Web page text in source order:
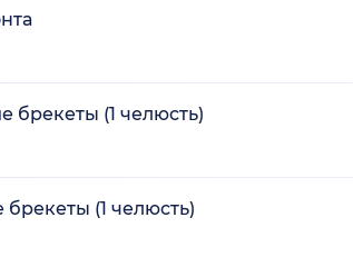
брекеты (1 челюсть)
(1 челюсть)